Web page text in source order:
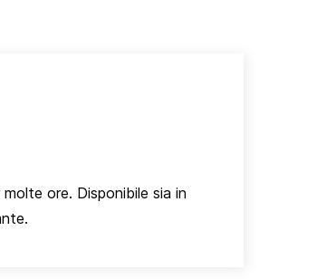
ore. Disponibile sia in